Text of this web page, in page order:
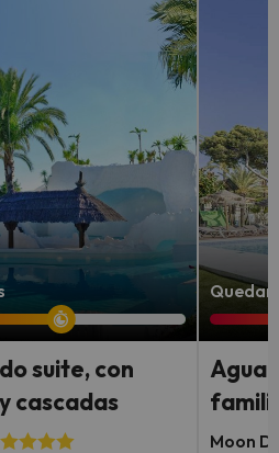
suite, con
cascadas
Moon